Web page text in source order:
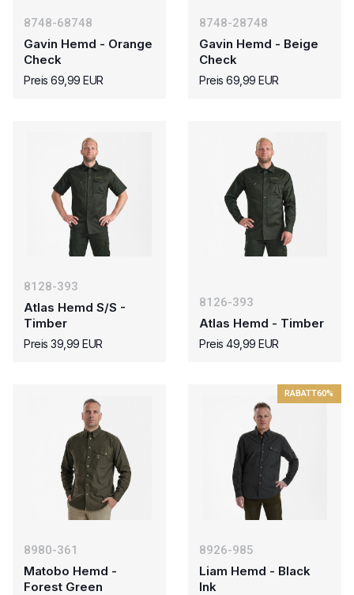
8748-68748
Gavin Hemd - Orange
Check
Preis 69,99 EUR
8748-28748
Gavin Hemd - Beige
Check
Preis 69,99 EUR
8128-393
Atlas Hemd S/S -
Timber
Preis 39,99 EUR
8126-393
Atlas Hemd - Timber
Preis 49,99 EUR
8980-361
Matobo Hemd -
Forest Green
RABATT60%
8926-985
Liam Hemd - Black
Ink